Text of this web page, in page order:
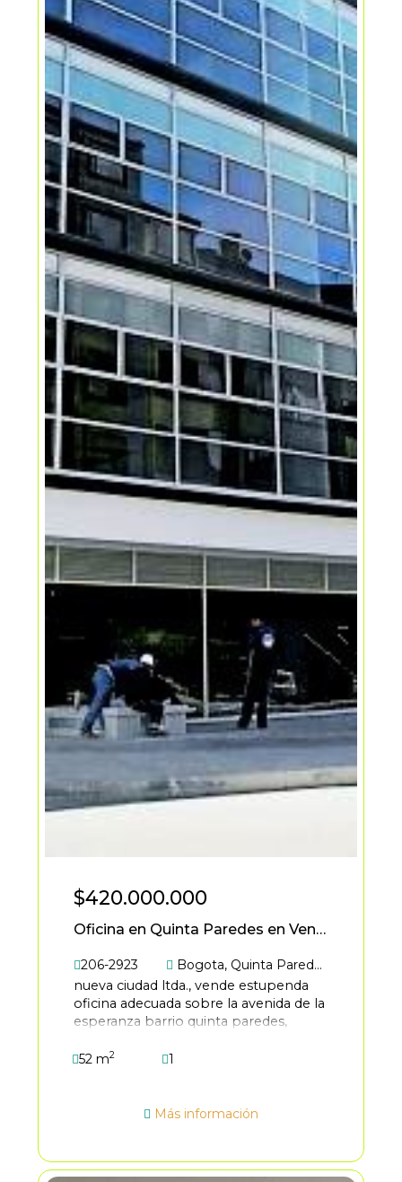
$420.000.000
Oficina en Quinta Paredes en Venta
206-2923 Bogota, Quinta Paredes
nueva ciudad ltda., vende estupenda
oficina adecuada sobre la avenida de la
esperanza barrio quinta paredes,
un área construida de 52 mts, con
empresarial cuenta con salón de
aeropuerto internacional el dorado, de
52 m2 1
Más información